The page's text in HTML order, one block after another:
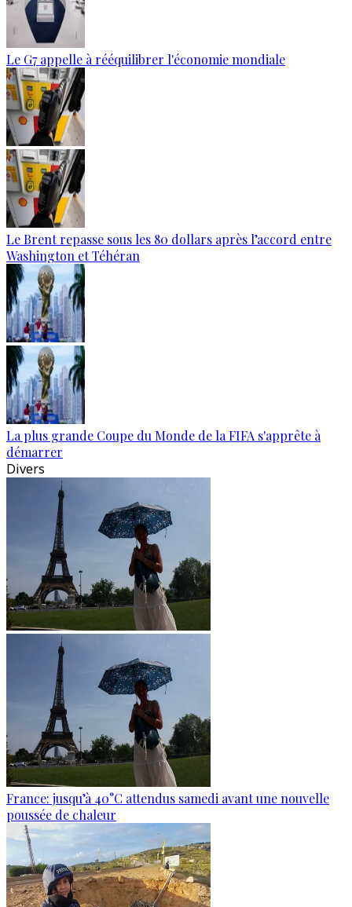
Le G7 appelle à rééquilibrer l'économie mondiale
Le Brent repasse sous les 80 dollars après l’accord entre
Washington et Téhéran
La plus grande Coupe du Monde de la FIFA s'apprête à
démarrer
Divers
France: jusqu’à 40°C attendus samedi avant une nouvelle
poussée de chaleur